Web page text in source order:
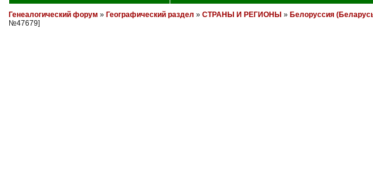
Генеалогический форум » Географический раздел » СТРАНЫ И РЕГИОНЫ » Белоруссия
№47679]